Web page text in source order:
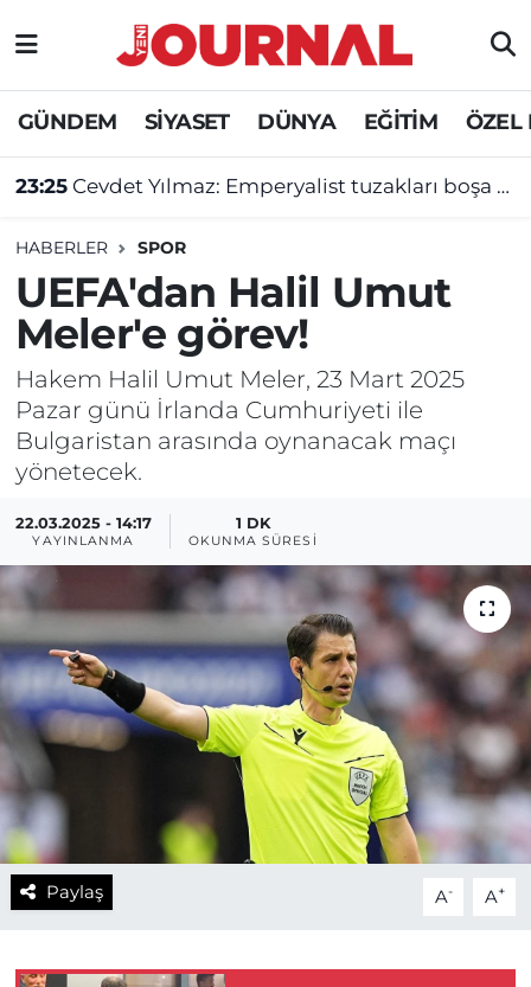
GÜNDEM SİYASET DÜNYA EĞİTİM ÖZEL
23:25 Cevdet Yılmaz: Emperyalist tuzakları boşa çıkarmaya devam edeceğiz
HABERLER SPOR
UEFA'dan Halil Umut
Meler'e görev!
Hakem Halil Umut Meler, 23 Mart 2025
Pazar günü İrlanda Cumhuriyeti ile
Bulgaristan arasında oynanacak maçı
yönetecek.
22.03.2025 - 14:17
YAYINLANMA
1 DK
OKUNMA SÜRESI
Paylaş A- A+
GÜNDEM
SİYASET
DÜNYA
EĞİTİM
ÖZEL HABER
Nöbetçi Eczaneler
Hava Durumu
Süper Lig Puan Durumu ve Fikstür
Tüm Manşetler
Son Dakika Haberleri
Haber Arşivi